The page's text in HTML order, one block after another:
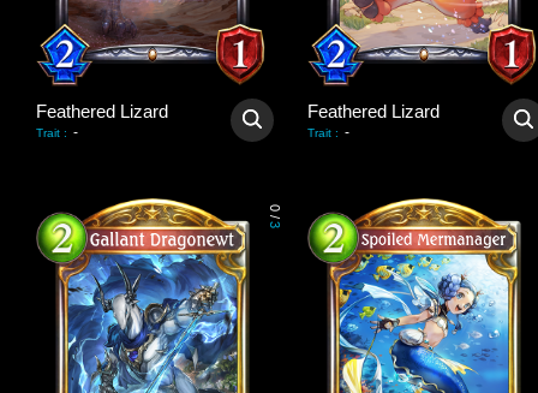
Feathered Lizard
Trait : -
Feathered Lizard
Trait : -
0
/
3